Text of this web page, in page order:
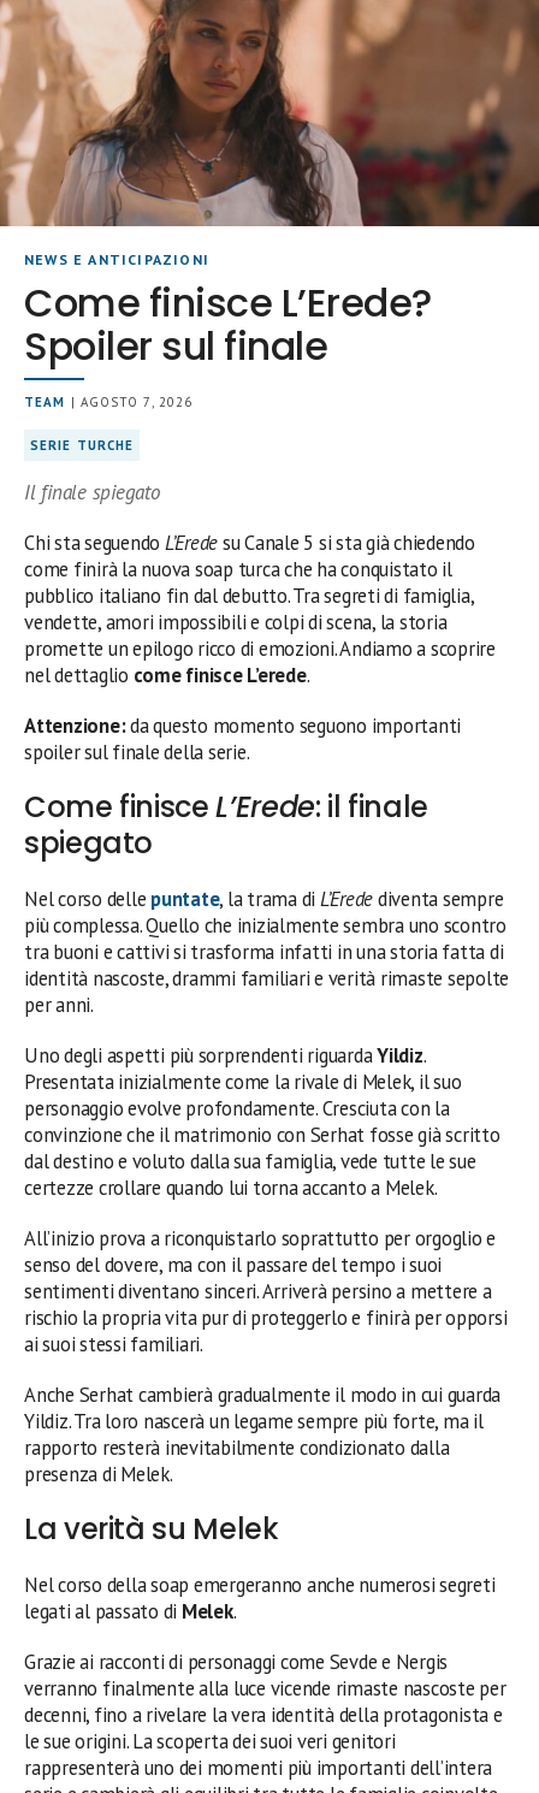
NEWS E ANTICIPAZIONI
Come finisce L’Erede?
Spoiler sul finale
TEAM | AGOSTO 7, 2026
SERIE TURCHE
Il finale spiegato
Chi sta seguendo L’Eredesu Canale 5 si sta già chiedendo
come finirà la nuova soap turca che ha conquistato il
pubblico italiano fin dal debutto. Tra segreti di famiglia,
vendette, amori impossibili e colpi di scena, la storia
promette un epilogo ricco di emozioni. Andiamo a scoprire
nel dettaglio come finisce L’erede.
Attenzione:da questo momento seguono importanti
spoiler sul finale della serie.
Come finisceL’Erede: il finale
spiegato
Nel corso delle puntate, la trama di L’Eredediventa sempre
più complessa. Quello che inizialmente sembra uno scontro
tra buoni e cattivi si trasforma infatti in una storia fatta di
identità nascoste, drammi familiari e verità rimaste sepolte
per anni.
Uno degli aspetti più sorprendenti riguardaYildiz.
Presentata inizialmente come la rivale di Melek, il suo
personaggio evolve profondamente. Cresciuta con la
convinzione che il matrimonio con Serhat fosse già scritto
dal destino e voluto dalla sua famiglia, vede tutte le sue
certezze crollare quando lui torna accanto a Melek.
All’inizio prova a riconquistarlo soprattutto per orgoglio e
senso del dovere, ma con il passare del tempo i suoi
sentimenti diventano sinceri. Arriverà persino a mettere a
rischio la propria vita pur di proteggerlo e finirà per opporsi
ai suoi stessi familiari.
Anche Serhat cambierà gradualmente il modo in cui guarda
Yildiz. Tra loro nascerà un legame sempre più forte, ma il
rapporto resterà inevitabilmente condizionato dalla
presenza di Melek.
La verità su Melek
Nel corso della soap emergeranno anche numerosi segreti
legati al passato di Melek.
Grazie ai racconti di personaggi come Sevde e Nergis
verranno finalmente alla luce vicende rimaste nascoste per
decenni, fino a rivelare la vera identità della protagonista e
le sue origini. La scoperta dei suoi veri genitori
rappresenterà uno dei momenti più importanti dell’intera